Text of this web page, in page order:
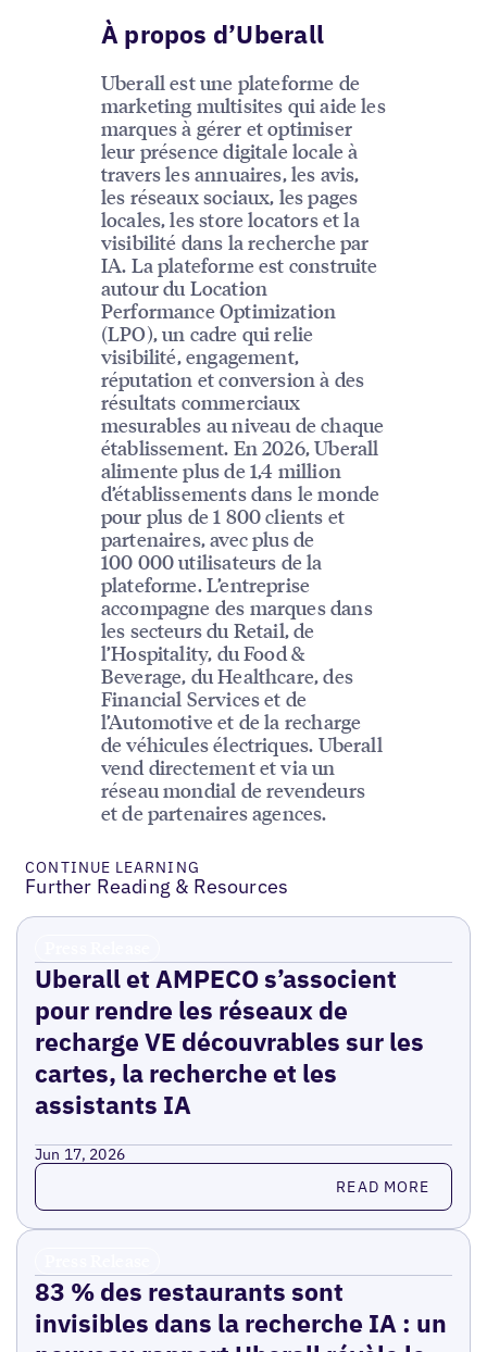
À propos d’Uberall
Uberall est une plateforme de
marketing multisites qui aide les
marques à gérer et optimiser
leur présence digitale locale à
travers les annuaires, les avis,
les réseaux sociaux, les pages
locales, les store locators et la
visibilité dans la recherche par
IA. La plateforme est construite
autour du Location
Performance Optimization
(LPO), un cadre qui relie
visibilité, engagement,
réputation et conversion à des
résultats commerciaux
mesurables au niveau de chaque
établissement. En 2026, Uberall
alimente plus de 1,4 million
d’établissements dans le monde
pour plus de 1 800 clients et
partenaires, avec plus de
100 000 utilisateurs de la
plateforme. L’entreprise
accompagne des marques dans
les secteurs du Retail, de
l’Hospitality, du Food &
Beverage, du Healthcare, des
Financial Services et de
l’Automotive et de la recharge
de véhicules électriques. Uberall
vend directement et via un
réseau mondial de revendeurs
et de partenaires agences.
CONTINUE LEARNING
Further Reading & Resources
Uberall et AMPECO s’associent
pour rendre les réseaux de
recharge VE découvrables sur les
cartes, la recherche et les
assistants IA
Jun 17, 2026
Read more READ MORE
83 % des restaurants sont
invisibles dans la recherche IA : un